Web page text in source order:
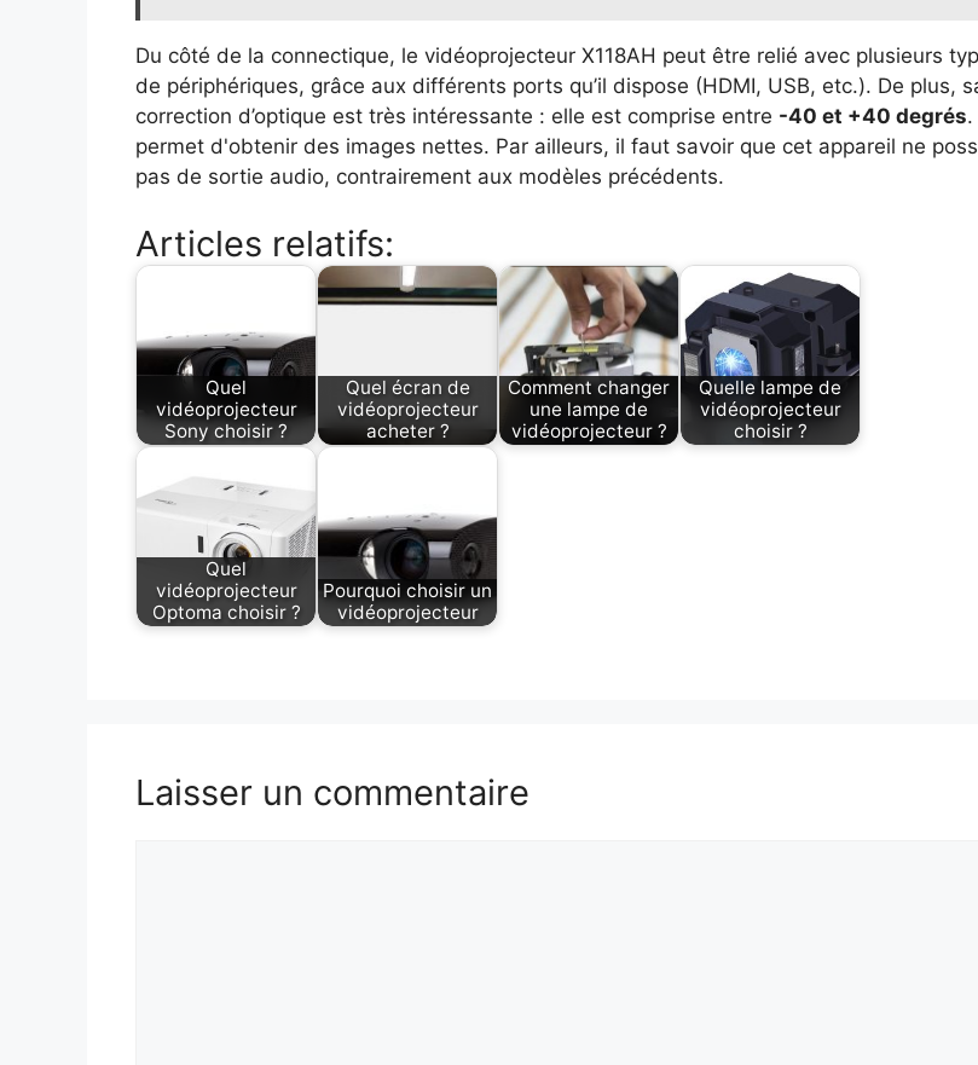
Du côté de la connectique, le vidéoprojecteur X118AH peut être relié avec plusieurs
de périphériques, grâce aux différents ports qu’il dispose (HDMI, USB, etc.). De plus,
correction d’optique est très intéressante : elle est comprise entre -40 et +40 degrés.
permet d'obtenir des images nettes. Par ailleurs, il faut savoir que cet appareil ne
pas de sortie audio, contrairement aux modèles précédents.
Articles relatifs:
Quel
vidéoprojecteur
Sony choisir ?
Quel écran de
vidéoprojecteur
acheter ?
Comment changer
une lampe de
vidéoprojecteur ?
Quelle lampe de
vidéoprojecteur
choisir ?
Quel
vidéoprojecteur
Optoma choisir ?
Pourquoi choisir un
vidéoprojecteur
Laisser un commentaire